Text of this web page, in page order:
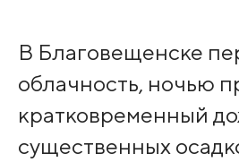
В Благовещенске
облачность, ночью
кратковременный
существенных